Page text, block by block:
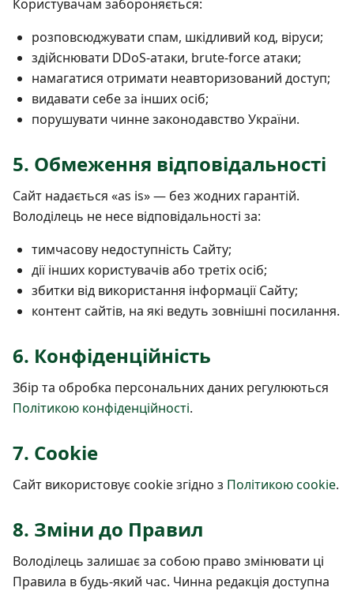
Користувачам забороняється:
розповсюджувати спам, шкідливий код, віруси;
здійснювати DDoS-атаки, brute-force атаки;
намагатися отримати неавторизований доступ;
видавати себе за інших осіб;
порушувати чинне законодавство України.
5. Обмеження відповідальності
Сайт надається «as is» — без жодних гарантій.
Володілець не несе відповідальності за:
тимчасову недоступність Сайту;
дії інших користувачів або третіх осіб;
збитки від використання інформації Сайту;
контент сайтів, на які ведуть зовнішні посилання.
6. Конфіденційність
Збір та обробка персональних даних регулюються
Політикою конфіденційності.
7. Cookie
Сайт використовує cookie згідно з Політикою cookie.
8. Зміни до Правил
Володілець залишає за собою право змінювати ці
Правила в будь-який час. Чинна редакція доступна